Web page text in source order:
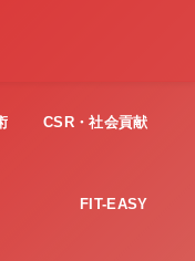
CSR・社会貢献
FIT-EASY